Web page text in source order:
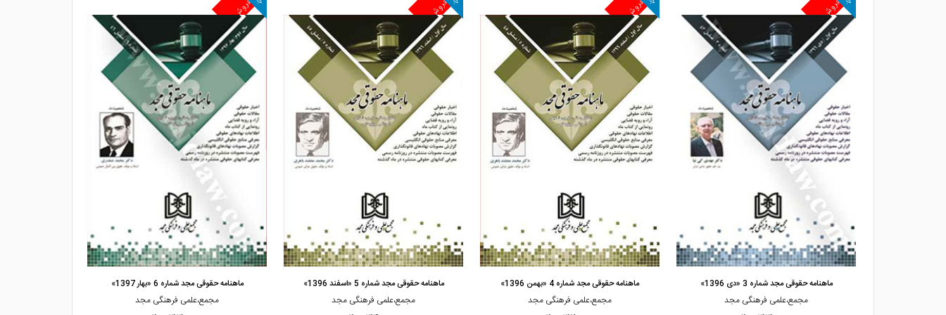
مشاهده و خرید مشاهده و خرید
ماهنامه حقوقی مجد شماره 3 «دی 1396»
مجمع،علمی فرهنگی مجد
مشاهده و خرید
ماهنامه حقوقی مجد شماره 4 «بهمن 1396»
مجمع،علمی فرهنگی مجد
مشاهده و خرید
ماهنامه حقوقی مجد شماره 5 «اسفند 1396»
مجمع،علمی فرهنگی مجد
ماهنامه حقوقی مجد شماره 6 «بهار 1397»
مجمع،علمی فرهنگی مجد